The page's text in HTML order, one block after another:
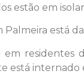
estão em
Palmeira está
em
está